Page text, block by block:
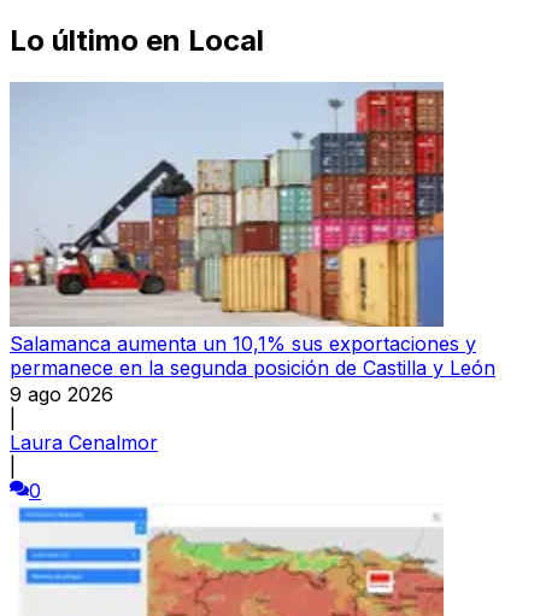
Lo último en Local
Salamanca aumenta un 10,1% sus exportaciones y
permanece en la segunda posición de Castilla y León
9 ago 2026
Laura Cenalmor
0